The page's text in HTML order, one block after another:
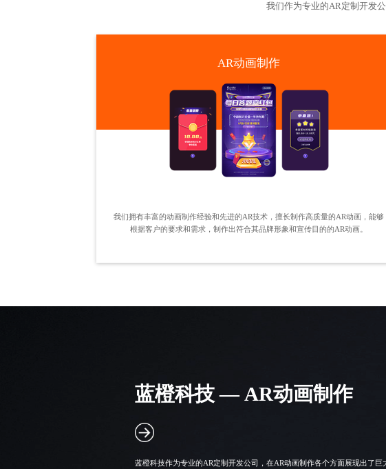
我们作为专业的AR定制开发公
AR动画制作
我们拥有丰富的动画制作经验和先进的AR技术，擅长制作高质量的AR动画，能够
根据客户的要求和需求，制作出符合其品牌形象和宣传目的的AR动画。
蓝橙科技 — AR动画制作
蓝橙科技作为专业的AR定制开发公司 ，在AR动画制作各个方面展现出了巨